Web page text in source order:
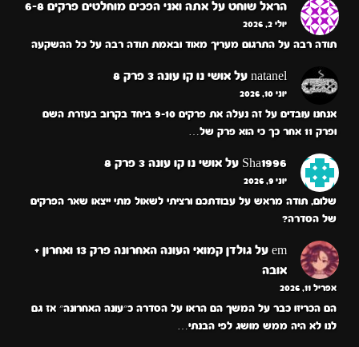
הראל שוחט על אתה ואני הפכים מוחלטים פרקים 6-8
יולי 2, 2026
תודה רבה על התרגום מעריך מאוד ובאמת תודה רבה על כל ההשקעה
natanel על אושי נו קו עונה 3 פרק 8
יוני 10, 2026
אנחנו עובדים על זה נעלה את פרקים 9-10 ביחד בקרוב בעזרת השם
ופרק 11 אחר כך כי הוא פרק של…
Sha1996 על אושי נו קו עונה 3 פרק 8
יוני 9, 2026
שלום, תודה מראש על עבודתכם ורציתי לשאול מתי ייצאו שאר הפרקים
של הסדרה?
em על
גולדן קמואי העונה האחרונה פרק 13 ואחרון +
אובה
אפריל 11, 2026
הם הכריזו כבר על המשך הם הראו על הסדרה כ״עונה האחרונה״ אז גם
לנו לא היה ממש מושג לפי הבנתי…